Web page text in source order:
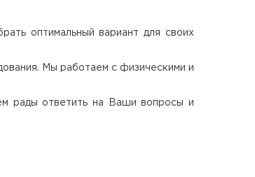
оптимальный вариант для своих
Мы работаем с физическими и
рады ответить на Ваши вопросы и